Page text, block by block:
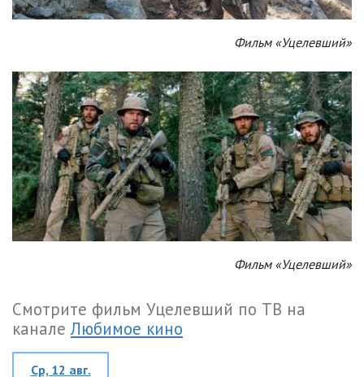
Фильм «Уцелевший»
Фильм «Уцелевший»
Смотрите фильм Уцелевший по ТВ на
каналеЛюбимое кино
Ср, 12 авг.